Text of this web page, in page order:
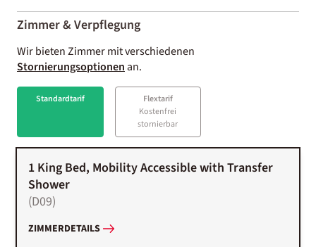
01-02
Zimmer & Verpflegung
Wir bieten Zimmer mit verschiedenen
Stornierungsoptionenan.
Standardtarif
Flextarif
Kostenfrei
stornierbar
1 King Bed, Mobility Accessible with Transfer
Shower
(D09)
ZIMMERDETAILS